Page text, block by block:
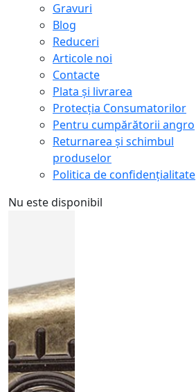
Gravuri
Blog
Reduceri
Articole noi
Contacte
Plata și livrarea
Protecţia Consumatorilor
Pentru cumpărătorii angro
Returnarea și schimbul
produselor
Politica de confidențialitate
Nu este disponibil